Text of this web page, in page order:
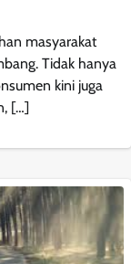
masyarakat
Tidak hanya
kini juga
[…]